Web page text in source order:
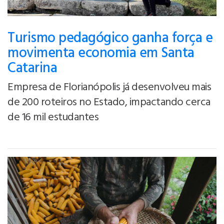
Turismo pedagógico ganha força e
movimenta economia em Santa
Catarina
Empresa de Florianópolis já desenvolveu mais
de 200 roteiros no Estado, impactando cerca
de 16 mil estudantes